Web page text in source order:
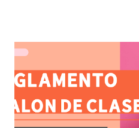
aprendizajes claves que sus
lograron alcanzar y de
consolidar. Esto con la
plan de intervención adecuado
que nuestro grupo requiera de